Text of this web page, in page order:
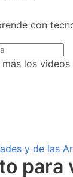
con
los videos
y de las
para